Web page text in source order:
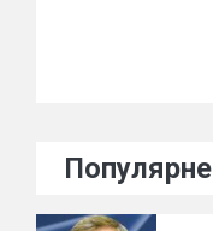
Популярне